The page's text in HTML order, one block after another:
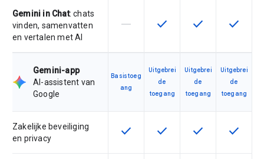
Gemini in Chat: chats
vinden, samenvatten
en vertalen met AI
Deze functie wordt niet
horizontal_rule Deze functie is
check Deze functie is
check Deze
check
Gemini-app
AI-assistent van
Google
Basistoeg
ang
Uitgebrei
de
toegang
Uitgebrei
de
toegang
Uitgebrei
de
toegang
Zakelijke beveiliging
en privacy
Deze functie is beschikbaar voor
check Deze functie is
check Deze functie is
check Deze
check